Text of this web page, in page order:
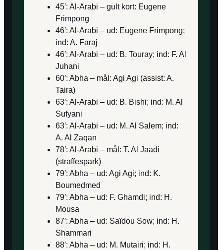
45′: Al-Arabi – gult kort: Eugene
Frimpong
46′: Al-Arabi – ud: Eugene Frimpong;
ind: A. Faraj
46′: Al-Arabi – ud: B. Touray; ind: F. Al
Juhani
60′: Abha – mål: Agi Agi (assist: A.
Taira)
63′: Al-Arabi – ud: B. Bishi; ind: M. Al
Sufyani
63′: Al-Arabi – ud: M. Al Salem; ind:
A. Al Zaqan
78′: Al-Arabi – mål: T. Al Jaadi
(straffespark)
79′: Abha – ud: Agi Agi; ind: K.
Boumedmed
79′: Abha – ud: F. Ghamdi; ind: H.
Mousa
87′: Abha – ud: Saïdou Sow; ind: H.
Shammari
88′: Abha – ud: M. Mutairi; ind: H.